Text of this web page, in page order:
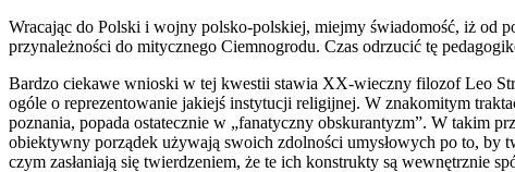
Wracając do Polski i wojny polsko-polskiej, miejmy świadomość, iż od
przynależności do mitycznego Ciemnogrodu. Czas odrzucić tę
Bardzo ciekawe wnioski w tej kwestii stawia XX-wieczny filozof Leo
ogóle o reprezentowanie jakiejś instytucji religijnej. W znakomitym
poznania, popada ostatecznie w „fanatyczny obskurantyzm”. W takim
obiektywny porządek używają swoich zdolności umysłowych po to, by
czym zasłaniają się twierdzeniem, że te ich konstrukty są wewnętrznie